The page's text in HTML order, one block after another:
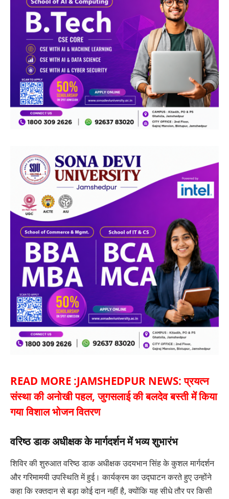
READ MORE :JAMSHEDPUR NEWS: प्रयत्न
संस्था की अनोखी पहल, जुगसलाई की बलदेव बस्ती में किया
गया विशाल भोजन वितरण
वरिष्ठ डाक अधीक्षक के मार्गदर्शन में भव्य शुभारंभ
शिविर की शुरुआत वरिष्ठ डाक अधीक्षक उदयभान सिंह के कुशल मार्गदर्शन
और गरिमामयी उपस्थिति में हुई। कार्यक्रम का उद्घाटन करते हुए उन्होंने
कहा कि रक्तदान से बड़ा कोई दान नहीं है, क्योंकि यह सीधे तौर पर किसी